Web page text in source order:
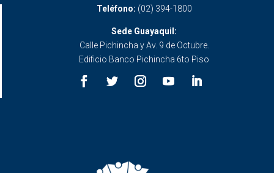
Teléfono: (02) 394-1800
Sede Guayaquil:
Calle Pichincha y Av. 9 de Octubre.
Edificio Banco Pichincha 6to Piso